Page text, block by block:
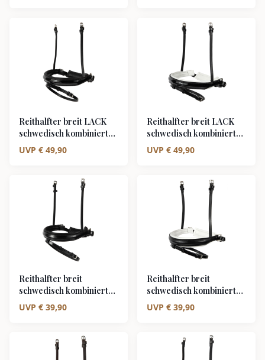
Reithalfter breit LACK
schwedisch kombiniert
schwarz unterlegt
UVP € 49,90
Reithalfter breit LACK
schwedisch kombiniert
weiß unterlegt
UVP € 49,90
Reithalfter breit
schwedisch kombiniert
schwarz unterlegt
UVP € 39,90
Reithalfter breit
schwedisch kombiniert
weiß unterlegt
UVP € 39,90